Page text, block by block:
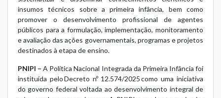
insumos técnicos sobre a primeira infância, bem como
promover o desenvolvimento profissional de agentes
públicos para a formulação, implementação, monitoramento
e avaliação das ações governamentais, programas e projetos
destinados à etapa de ensino.
PNIPI – A Política Nacional Integrada da Primeira Infância foi
instituída peloDecreto nº 12.574/2025como uma iniciativa
do governo federal voltada ao desenvolvimento integral de